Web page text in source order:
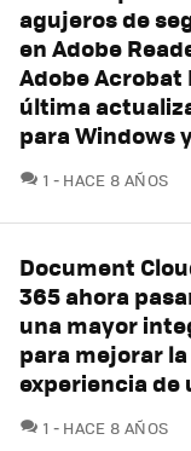
agujeros de
en Adobe
Adobe Acrobat
última
para Windows
1 COMENTARIOS
HACE 8 AÑOS
Document
365 ahora
una mayor
para mejorar la
experiencia de
1 COMENTARIOS
HACE 8 AÑOS